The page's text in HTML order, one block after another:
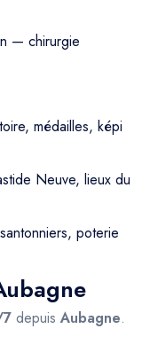
— chirurgie
médailles, képi
Neuve, lieux du
poterie
depuis Aubagne.